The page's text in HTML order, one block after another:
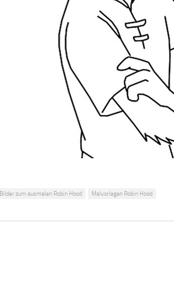
Bilder zum ausmalen Robin Hood Malvorlagen Robin Hood